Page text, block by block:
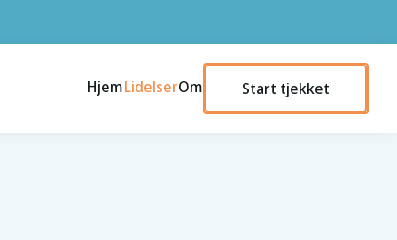
HjemLidelserOm Start tjekket